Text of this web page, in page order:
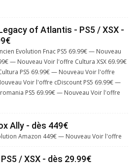
of Atlantis - PS5 / XSX -
Evolution Fnac PS5 69.99€ — Nouveau
— Nouveau Voir l'offre Cultura XSX 69.99€
PS5 69.99€ — Nouveau Voir l'offre
Voir l'offre cDiscount PS5 69.99€ —
PS5 69.99€ — Nouveau Voir l'offre
Ally - dès 449€
Amazon 449€ — Nouveau Voir l'offre
/ XSX - dès 29.99€